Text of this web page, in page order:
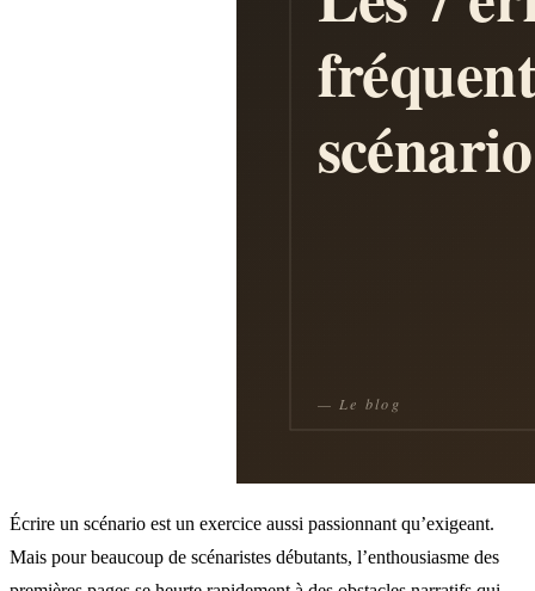
Écrire un scénario est un exercice aussi passionnant qu’exigeant.
Mais pour beaucoup de scénaristes débutants, l’enthousiasme des